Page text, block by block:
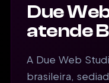
Due
atende
A Due Web
brasileira,